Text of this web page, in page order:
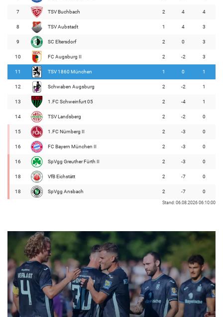
7 TSV Buchbach 2 4 4
8 TSV Aubstadt 1 4 3
9 SC Eltersdorf 2 0 3
10 FC Augsburg II 2 -2 3
11 TSV 1860 München 1 0 1
12 Schwaben Augsburg 2 -2 1
13 1.FC Schweinfurt 05 2 -4 1
14 TSV Landsberg 2 -2 0
15 1.FC Nürnberg II 2 -3 0
16 FC Bayern München II 2 -3 0
16 SpVgg Greuther Fürth II 2 -3 0
18 VfB Eichstätt 2 -7 0
18 SpVgg Ansbach 2 -7 0
Stand: 06.08.2026 06:10:00